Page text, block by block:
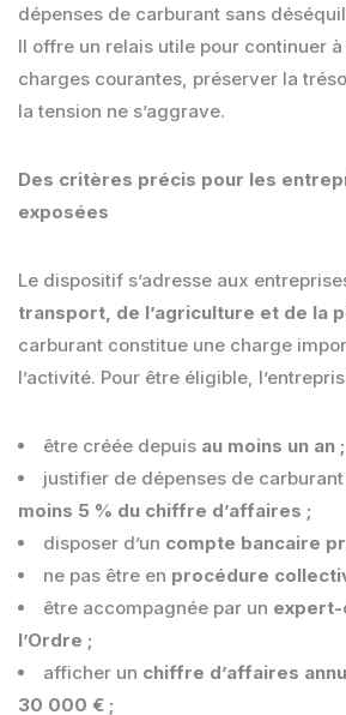
dépenses de carburant sans
Il offre un relais utile pour continuer
charges courantes, préserver la
la tension ne s’aggrave.
Des critères précis pour les
exposées
Le dispositif s’adresse aux
transport, de l’agriculture et de la
carburant constitue une charge
l’activité. Pour être éligible,
être créée depuis au moins un an ;
justifier de dépenses de
moins 5 % du chiffre d’affaires ;
disposer d’un compte bancaire
ne pas être en procédure
être accompagnée par un expert-
l’Ordre ;
afficher un chiffre d’affaires
30 000 € ;